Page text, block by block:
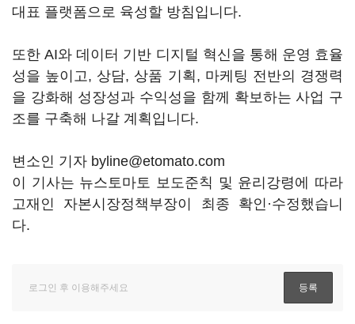
대표 플랫폼으로 육성할 방침입니다.
또한 AI와 데이터 기반 디지털 혁신을 통해 운영 효율
성을 높이고, 상담, 상품 기획, 마케팅 전반의 경쟁력
을 강화해 성장성과 수익성을 함께 확보하는 사업 구
조를 구축해 나갈 계획입니다.
변소인 기자 byline@etomato.com
이 기사는 뉴스토마토 보도준칙 및 윤리강령에 따라
고재인 자본시장정책부장이 최종 확인·수정했습니
다.